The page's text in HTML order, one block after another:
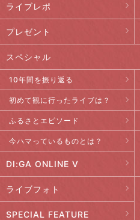
ライブレポ
プレゼント
スペシャル
10年間を振り返る
初めて観に行ったライブは？
ふるさとエピソード
今ハマっているものとは？
DI:GA ONLINE V
ライブフォト
SPECIAL FEATURE